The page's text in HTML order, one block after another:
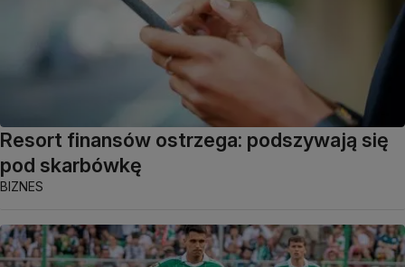
Resort finansów ostrzega: podszywają się
pod skarbówkę
BIZNES